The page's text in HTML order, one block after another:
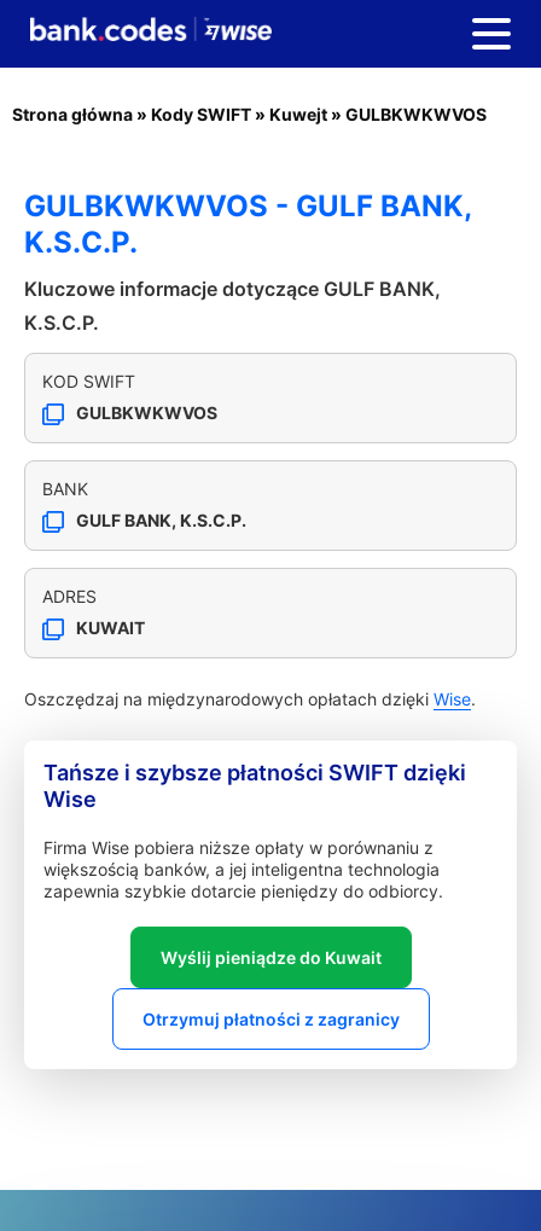
Strona główna » Kody SWIFT » Kuwejt » GULBKWKWVOS
GULBKWKWVOS - GULF BANK,
K.S.C.P.
Kluczowe informacje dotyczące GULF BANK,
K.S.C.P.
KOD SWIFT
GULBKWKWVOS
BANK
GULF BANK, K.S.C.P.
ADRES
KUWAIT
Oszczędzaj na międzynarodowych opłatach dzięki Wise.
Tańsze i szybsze płatności SWIFT dzięki
Wise
Firma Wise pobiera niższe opłaty w porównaniu z
większością banków, a jej inteligentna technologia
zapewnia szybkie dotarcie pieniędzy do odbiorcy.
Wyślij pieniądze do Kuwait
Otrzymuj płatności z zagranicy